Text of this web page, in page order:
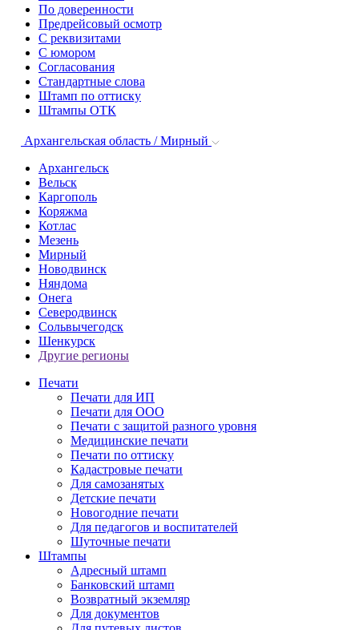
По доверенности
Предрейсовый осмотр
С реквизитами
С юмором
Согласования
Стандартные слова
Штамп по оттиску
Штампы ОТК
Архангельская область / Мирный
Архангельск
Вельск
Каргополь
Коряжма
Котлас
Мезень
Мирный
Новодвинск
Няндома
Онега
Северодвинск
Сольвычегодск
Шенкурск
Другие регионы
Печати
Печати для ИП
Печати для ООО
Печати с защитой разного уровня
Медицинские печати
Печати по оттиску
Кадастровые печати
Для самозанятых
Детские печати
Новогодние печати
Для педагогов и воспитателей
Шуточные печати
Штампы
Адресный штамп
Банковский штамп
Возвратный экземляр
Для документов